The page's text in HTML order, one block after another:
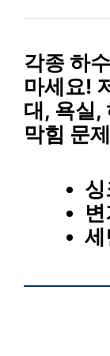
각종 하
마세요!
대, 욕실,
막힘 문
싱
세